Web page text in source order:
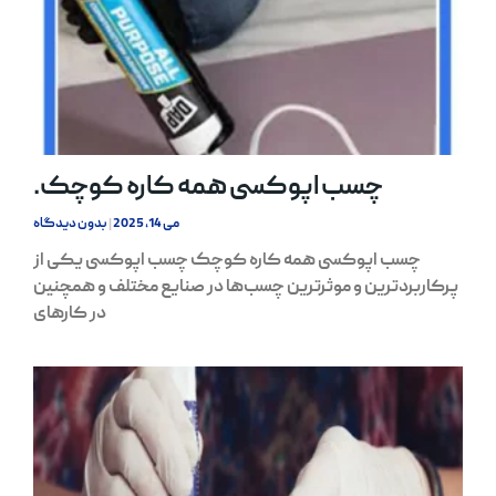
چسب اپوکسی همه کاره کوچک.
می 14, 2025 بدون دیدگاه
چسب اپوکسی همه کاره کوچک چسب اپوکسی یکی از
پرکاربردترین و موثرترین چسب‌ها در صنایع مختلف و همچنین
در کارهای